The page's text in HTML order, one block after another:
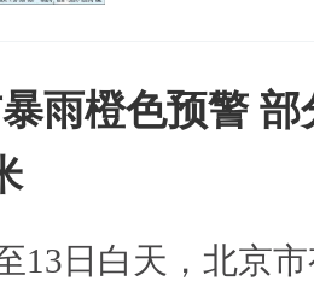
雨橙色预警
13日白天，北京